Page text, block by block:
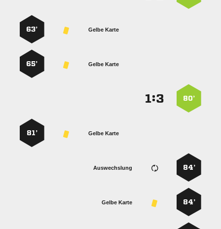
Gelbe Karte
63’
Gelbe Karte
65’
80’
:
Gelbe Karte
81’
84’
Auswechslung
84’
Gelbe Karte